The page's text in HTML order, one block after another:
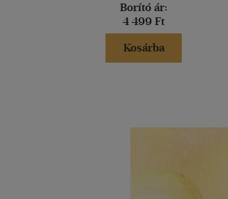
Borító ár:
4 499 Ft
Kosárba